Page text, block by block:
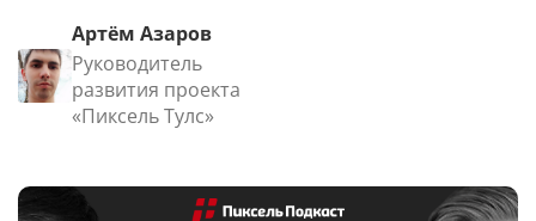
Артём Азаров
Руководитель
развития проекта
«Пиксель Тулс»